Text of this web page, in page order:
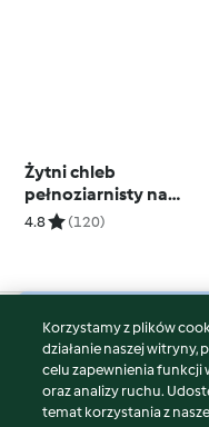
Żytni chleb
pełnoziarnisty na
zakwasie z suszonymi
4.8 (120)
© Copyright 2026
Warunki korzystania
Polityka prywatności
Korzystamy z plików
działanie naszej witryny,
celu zapewnienia funkcji
oraz analizy ruchu.
temat korzystania z